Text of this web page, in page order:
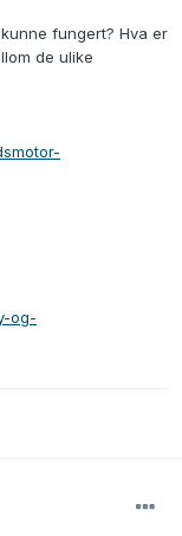
fungert? Hva er
de ulike
og-